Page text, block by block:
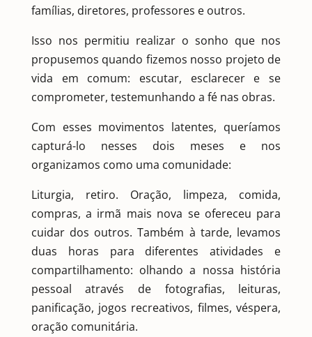
famílias, diretores, professores e outros.
Isso nos permitiu realizar o sonho que nos
propusemos quando fizemos nosso projeto de
vida em comum: escutar, esclarecer e se
comprometer, testemunhando a fé nas obras.
Com esses movimentos latentes, queríamos
capturá-lo nesses dois meses e nos
organizamos como uma comunidade:
Liturgia, retiro. Oração, limpeza, comida,
compras, a irmã mais nova se ofereceu para
cuidar dos outros. Também à tarde, levamos
duas horas para diferentes atividades e
compartilhamento: olhando a nossa história
pessoal através de fotografias, leituras,
panificação, jogos recreativos, filmes, véspera,
oração comunitária.